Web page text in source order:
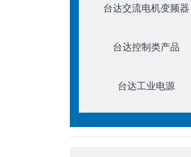
台达交流电机变频器
台达控制类产品
台达工业电源